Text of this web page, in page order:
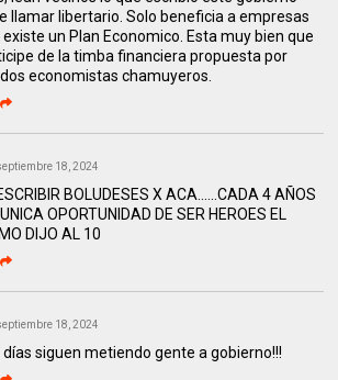
llamar libertario. Solo beneficia a empresas
un Plan Economico. Esta muy bien que
de la timba financiera propuesta por
economistas chamuyeros.
18, 2024
BOLUDESES X ACA......CADA 4 AÑOS
OPORTUNIDAD DE SER HEROES EL
DIJO AL 10
18, 2024
días siguen metiendo gente a gobierno!!!